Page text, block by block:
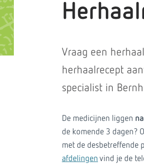
Vraag een
herhaalrecept
specialist in
De medicijnen liggen
de komende 3 dagen?
met de desbetreffende
afdelingen vind je de